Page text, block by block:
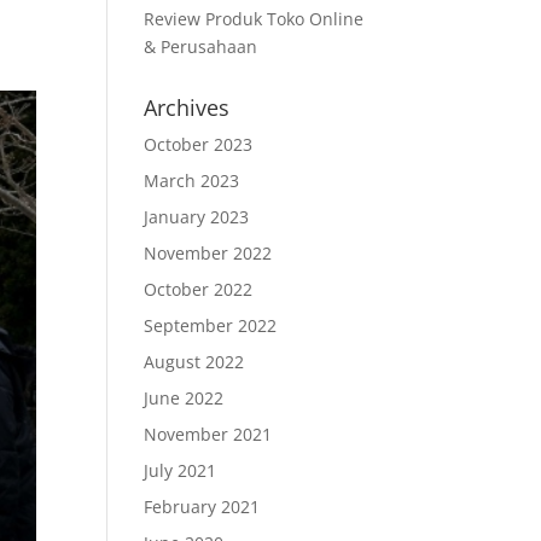
Review Produk Toko Online
& Perusahaan
Archives
October 2023
March 2023
January 2023
November 2022
October 2022
September 2022
August 2022
June 2022
November 2021
July 2021
February 2021